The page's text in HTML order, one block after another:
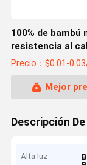
100% de
resistencia al
Precio：$0.01-
Mejor
Descripción
Alta luz